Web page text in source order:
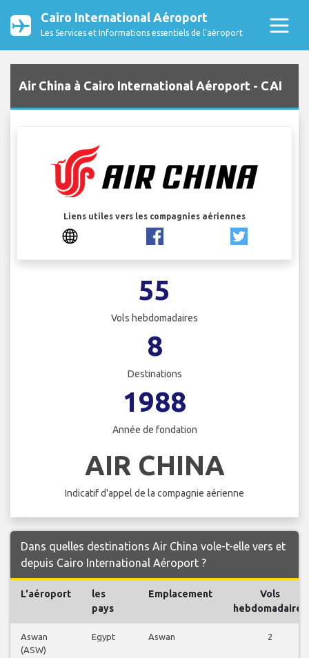
Cairo International Aéroport
Les Services et Informations essentiels de l’aéroport
Air China à Cairo International Aéroport - CAI
Liens utiles vers les compagnies aériennes
55
Vols hebdomadaires
8
Destinations
1988
Année de fondation
AIR CHINA
Indicatif d'appel de la compagnie aérienne
Dans quelles destinations Air China vole-t-elle vers et
depuis Cairo International Aéroport ?
L'aéroport
les
pays
Emplacement
Vols
hebdomadaires
Aswan
(ASW)
Egypt Aswan 2